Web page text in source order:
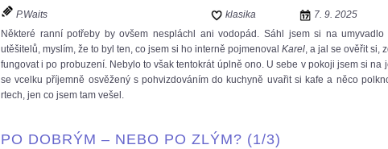
P.Waits klasika 7. 9. 2025
Některé ranní potřeby by ovšem nespláchl ani vodopád. Sáhl jsem si na
utěšitelů, myslím, že to byl ten, co jsem si ho interně pojmenoval Karel, a jal se ověřit si,
fungovat i po probuzení. Nebylo to však tentokrát úplně ono. U sebe v pokoji jsem si na
se vcelku příjemně osvěžený s pohvizdováním do kuchyně uvařit si kafe a něco
rtech, jen co jsem tam vešel.
PO DOBRÝM – NEBO PO ZLÝM? (1/3)